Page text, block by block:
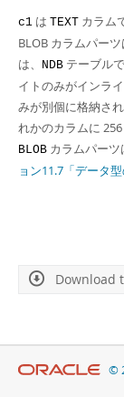
c1 は TEXT カラム
BLOB カラムパー
は、
NDB テーブルで
イトのみがインラ
みが別個に格納さ
れかのカラムに
BLOB カラムパーツ
ョン11.7「データ
Download
©